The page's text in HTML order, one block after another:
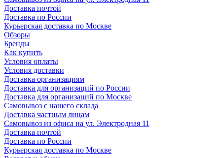
Доставка почтой
Доставка по России
Курьерская доставка по Москве
Обзоры
Бренды
Как купить
Условия оплаты
Условия доставки
Доставка организациям
Доставка для организаций по России
Доставка для организаций по Москве
Самовывоз с нашего склада
Доставка частным лицам
Самовывоз из офиса на ул. Электродная 11
Доставка почтой
Доставка по России
Курьерская доставка по Москве